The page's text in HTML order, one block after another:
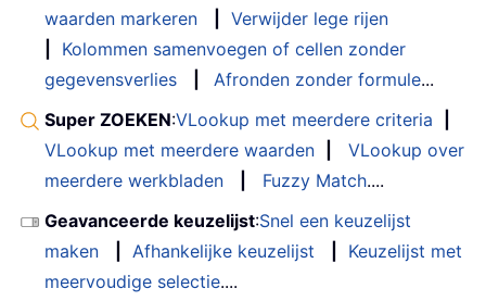
waarden markeren
Verwijder lege rijen
Kolommen samenvoegen of cellen zonder
gegevensverlies
Afronden zonder formule...
Super ZOEKEN:VLookup met meerdere criteria
VLookup met meerdere waarden
VLookup over
meerdere werkbladen
Fuzzy Match....
Geavanceerde keuzelijst:Snel een keuzelijst
maken
Afhankelijke keuzelijst
Keuzelijst met
meervoudige selectie....